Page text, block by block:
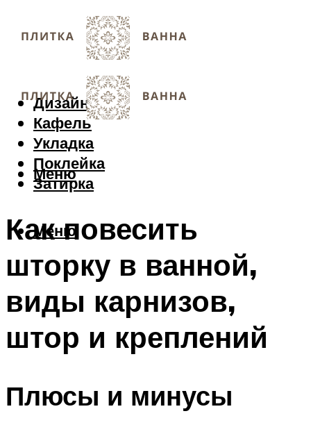
Дизайн
Кафель
Укладка
Поклейка
Затирка
Меню
Меню
Как повесить
шторку в ванной,
виды карнизов,
штор и креплений
Плюсы и минусы